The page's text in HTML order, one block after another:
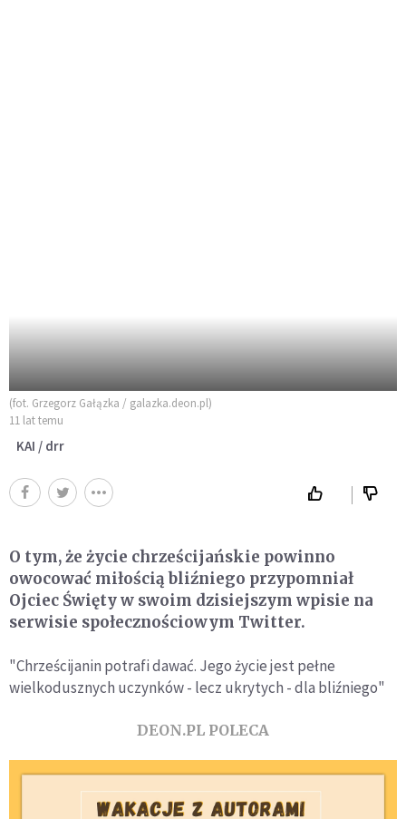
(fot. Grzegorz Gałązka / galazka.deon.pl)
11 lat temu
KAI / drr
O tym, że życie chrześcijańskie powinno
owocować miłością bliźniego przypomniał
Ojciec Święty w swoim dzisiejszym wpisie na
serwisie społecznościowym Twitter.
"Chrześcijanin potrafi dawać. Jego życie jest pełne
wielkodusznych uczynków - lecz ukrytych - dla bliźniego"
DEON.PL POLECA